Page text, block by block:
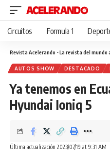
Circuitos Formula 1
Revista Acelerando - La revista del
AUTOS SHOW DESTACADO
Ya tenemos en
Hyundai Ioniq 5
Última actualización 2023/07/19 at 9:31 AM